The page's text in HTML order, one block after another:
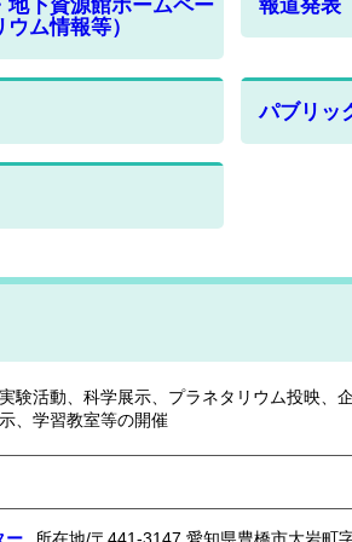
下資源館ホームペー
ム情報等）
報道発表
パブリッ
験活動、科学展示、プラネタリウム投映、
、学習教室等の開催